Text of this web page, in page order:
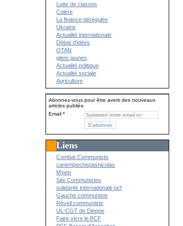
Lutte de classes
Colère
La finance dérégulée
Ukraine
Actualité internationale
Débat d'idées
OTAN
gilets jaunes
Actualité politique
Actualité sociale
Agriculture
Abonnez-vous pour être averti des nouveaux
articles publiés.
Email
Liens
Combat Communiste
canempechepasnicolas
M'pep
Site Communistes
solidarité internationale pcf
Gauche communiste
Réveil communiste
UL-CGT de Dieppe
Faire vivre le PCF